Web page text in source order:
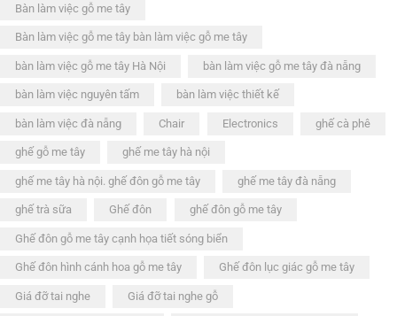
Bàn làm việc gỗ me tây
Bàn làm việc gỗ me tây bàn làm việc gỗ me tây
bàn làm việc gỗ me tây Hà Nội bàn làm việc gỗ me tây đà nẵng
bàn làm việc nguyên tấm bàn làm việc thiết kế
bàn làm việc đà nẵng Chair Electronics ghế cà phê
ghế gỗ me tây ghế me tây hà nội
ghế me tây hà nội. ghế đôn gỗ me tây ghế me tây đà nẵng
ghế trà sữa Ghế đôn ghế đôn gỗ me tây
Ghế đôn gỗ me tây cạnh họa tiết sóng biển
Ghế đôn hình cánh hoa gỗ me tây Ghế đôn lục giác gỗ me tây
Giá đỡ tai nghe Giá đỡ tai nghe gỗ